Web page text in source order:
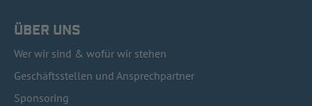
ÜBER UNS
Wer wir sind & wofür wir stehen
Geschäftsstellen und Ansprechpartner
Sponsoring